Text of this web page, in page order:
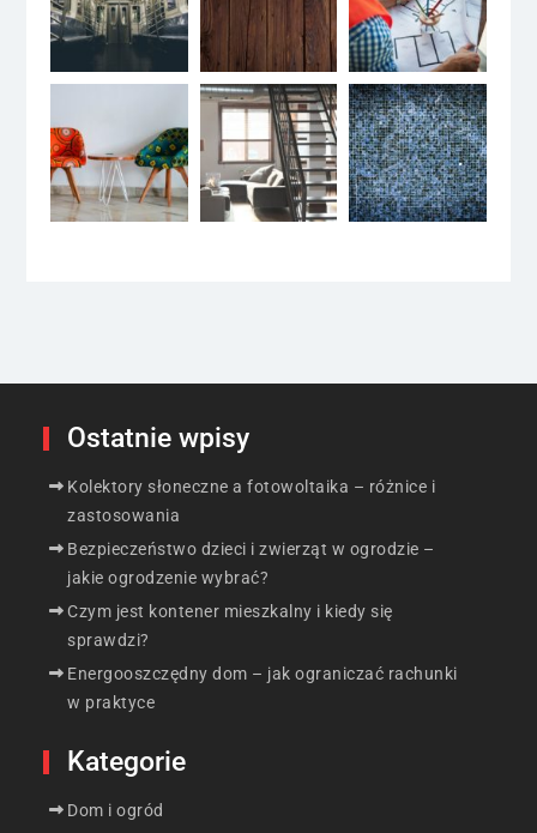
Ostatnie wpisy
Kolektory słoneczne a fotowoltaika – różnice i
zastosowania
Bezpieczeństwo dzieci i zwierząt w ogrodzie –
jakie ogrodzenie wybrać?
Czym jest kontener mieszkalny i kiedy się
sprawdzi?
Energooszczędny dom – jak ograniczać rachunki
w praktyce
Kategorie
Dom i ogród